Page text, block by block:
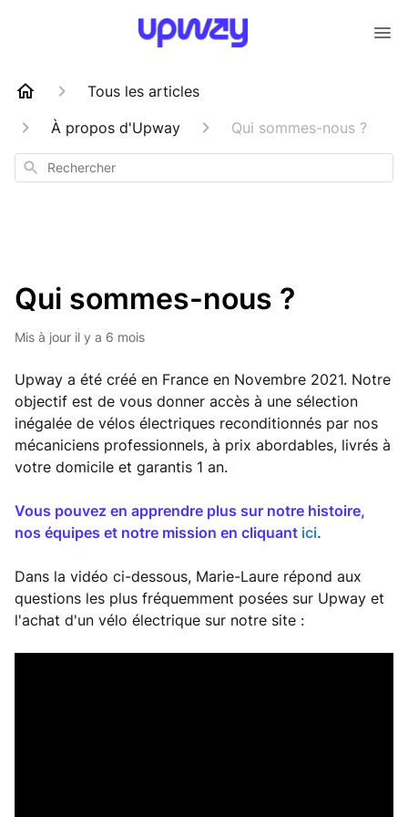
Tous les articles
À propos d'Upway
Qui sommes-nous ?
Rechercher
Qui sommes-nous ?
Mis à jour il y a 6 mois
Upway a été créé en France en Novembre 2021. Notre
objectif est de vous donner accès à une sélection
inégalée de vélos électriques reconditionnés par nos
mécaniciens professionnels, à prix abordables, livrés à
votre domicile et garantis 1 an.
Vous pouvez en apprendre plus sur notre histoire,
nos équipes et notre mission en cliquant ici.
Dans la vidéo ci-dessous, Marie-Laure répond aux
questions les plus fréquemment posées sur Upway et
l'achat d'un vélo électrique sur notre site :